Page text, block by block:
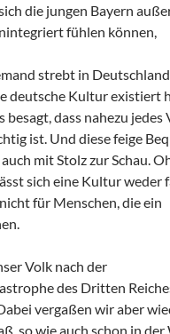
die jungen Bayern
fühlen können,
strebt in
deutsche Kultur existiert
besagt, dass nahezu jedes
ist. Und diese feige
mit Stolz zur Schau.
sich eine Kultur weder
für Menschen, die ein
Volk nach der
des Dritten
vergaßen wir aber
so wie auch schon in